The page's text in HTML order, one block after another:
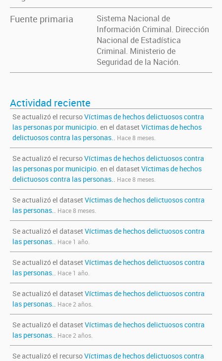
Fuente primaria
Sistema Nacional de
Información Criminal. Dirección
Nacional de Estadística
Criminal. Ministerio de
Seguridad de la Nación.
Actividad reciente
Se actualizó el recursoVíctimas de hechos delictuosos contra
las personas por municipio. en el dataset Víctimas de hechos
delictuosos contra las personas.. Hace 8 meses.
Se actualizó el recursoVíctimas de hechos delictuosos contra
las personas por municipio. en el dataset Víctimas de hechos
delictuosos contra las personas.. Hace 8 meses.
Se actualizó el dataset Víctimas de hechos delictuosos contra
las personas.. Hace 8 meses.
Se actualizó el dataset Víctimas de hechos delictuosos contra
las personas.. Hace 1 año.
Se actualizó el dataset Víctimas de hechos delictuosos contra
las personas.. Hace 1 año.
Se actualizó el dataset Víctimas de hechos delictuosos contra
las personas.. Hace 2 años.
Se actualizó el dataset Víctimas de hechos delictuosos contra
las personas.. Hace 2 años.
Se actualizó el recursoVíctimas de hechos delictuosos contra